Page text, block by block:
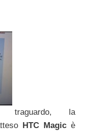
la
HTC Magicè